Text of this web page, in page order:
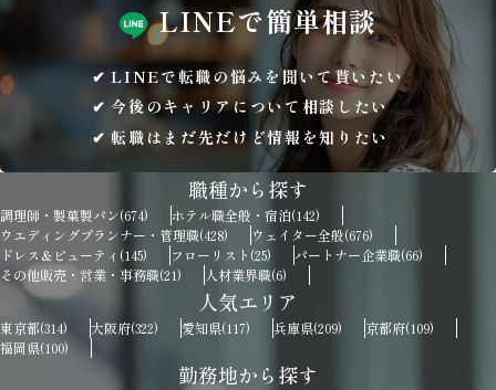
LINEで簡単相談
LINEで転職の悩みを聞いて貰いたい
今後のキャリアについて相談したい
転職はまだ先だけど情報を知りたい
職種から探す
調理師・製菓製パン(674) ホテル職全般・宿泊(142)
ウエディングプランナー・管理職(428) ウェイター全般(676)
ドレス＆ビューティ (145) フローリスト (25) パートナー企業職(66)
その他販売・営業・事務職(21) 人材業界職(6)
人気エリア
東京都(314) 大阪府(322) 愛知県(117) 兵庫県(209) 京都府(109)
福岡県(100)
勤務地から探す